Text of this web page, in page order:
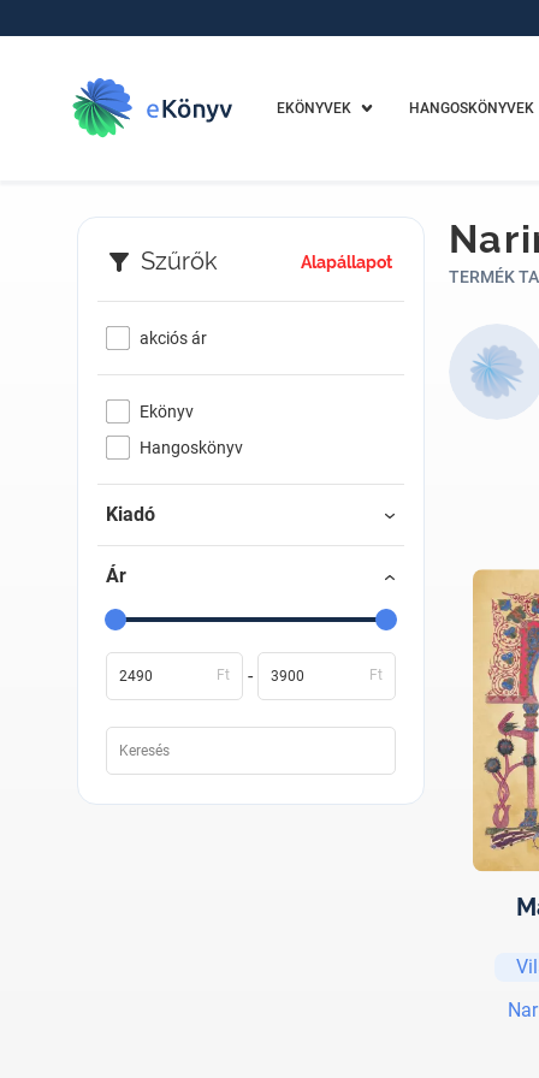
EKÖNYVEK HANGOSKÖNYVEK
Szűrők Alapállapot
akciós ár
Ekönyv
Hangoskönyv
Kiadó
Ár
Ft - Ft
TERMÉK